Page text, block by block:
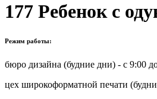
177 Ребенок с
Режим работы:
бюро дизайна (будние дни) - с 9:00
цех широкоформатной печати